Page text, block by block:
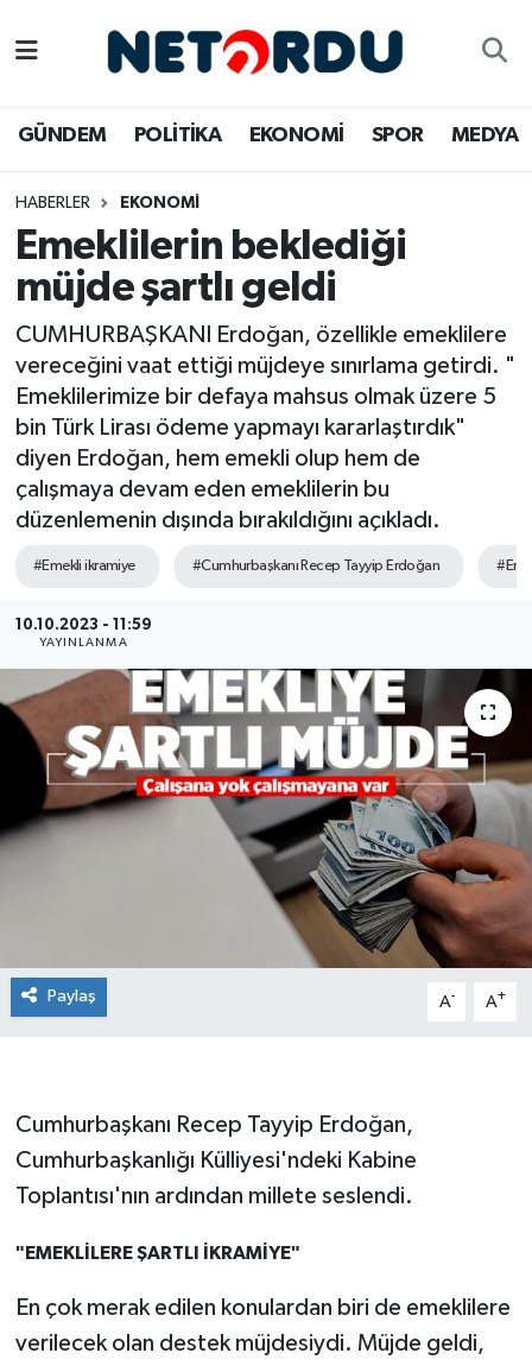
GÜNDEM POLİTİKA EKONOMİ SPOR MEDYA
HABERLER EKONOMİ
Emeklilerin beklediği
müjde şartlı geldi
CUMHURBAŞKANI Erdoğan, özellikle emeklilere
vereceğini vaat ettiği müjdeye sınırlama getirdi. "
Emeklilerimize bir defaya mahsus olmak üzere 5
bin Türk Lirası ödeme yapmayı kararlaştırdık"
diyen Erdoğan, hem emekli olup hem de
çalışmaya devam eden emeklilerin bu
düzenlemenin dışında bırakıldığını açıkladı.
#Emekli ikramiye #Cumhurbaşkanı Recep Tayyip Erdoğan
10.10.2023 - 11:59
YAYINLANMA
Paylaş A- A+
Cumhurbaşkanı Recep Tayyip Erdoğan,
Cumhurbaşkanlığı Külliyesi'ndeki Kabine
Toplantısı'nın ardından millete seslendi.
"EMEKLİLERE ŞARTLI İKRAMİYE"
En çok merak edilen konulardan biri de emeklilere
verilecek olan destek müjdesiydi. Müjde geldi,
DÜNYA
EĞİTİM
EKONOMİ
EMLAK
GÜNDEM
İNSAN
KADIN
KULTUR-SANAT
MAGAZİN
MEDYA
OTOMOBİL
RÖPORTAJ
SPOR
TEKNOLOJİ
TURİZM
Namaz Vakitleri
Trafik Durumu
Süper Lig Puan Durumu ve Fikstür
Tüm Manşetler
Son Dakika Haberleri
Haber Arşivi